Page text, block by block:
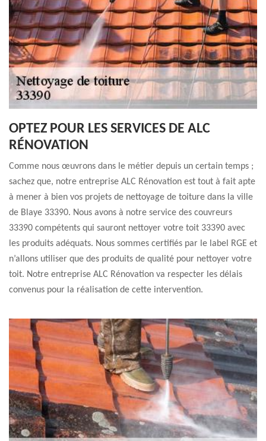
OPTEZ POUR LES SERVICES DE ALC
RÉNOVATION
Comme nous œuvrons dans le métier depuis un certain temps ;
sachez que, notre entreprise ALC Rénovation est tout à fait apte
à mener à bien vos projets de nettoyage de toiture dans la ville
de Blaye 33390. Nous avons à notre service des couvreurs
33390 compétents qui sauront nettoyer votre toit 33390 avec
les produits adéquats. Nous sommes certifiés par le label RGE et
n’allons utiliser que des produits de qualité pour nettoyer votre
toit. Notre entreprise ALC Rénovation va respecter les délais
convenus pour la réalisation de cette intervention.